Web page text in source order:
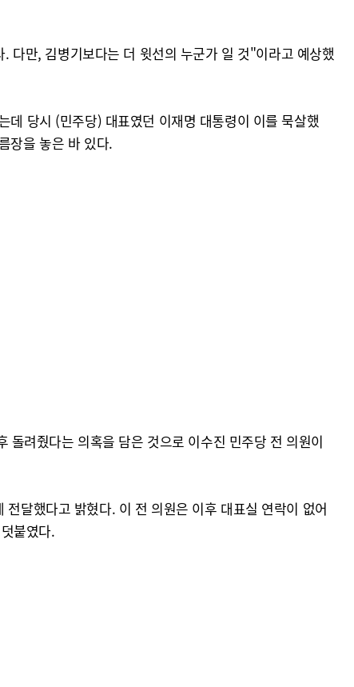
다만, 김병기보다는 더 윗선의 누군가 일 것"이라고 예상했
당시 (민주당) 대표였던 이재명 대통령이 이를 묵살했
장을 놓은 바 있다.
려줬다는 의혹을 담은 것으로 이수진 민주당 전 의원이
달했다고 밝혔다. 이 전 의원은 이후 대표실 연락이 없어
붙였다.